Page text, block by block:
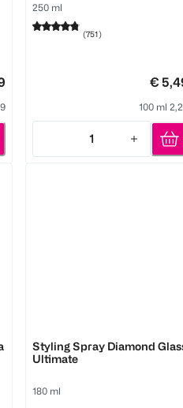
250 ml
(751)
€
100 ml
1
Quantity: 1
Styling Spray Diamond
Ultimate
180 ml